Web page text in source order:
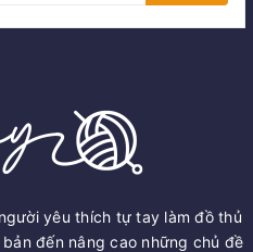
yêu thích tự tay làm đồ thủ
đến nâng cao những chủ đề